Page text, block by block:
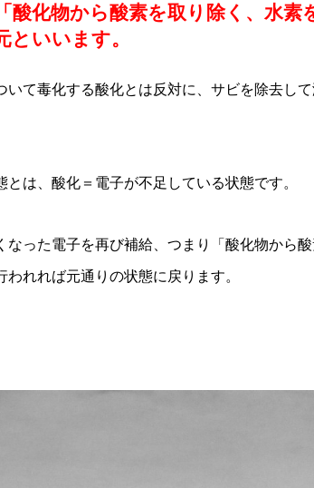
酸化物から酸素を取り除く、水素
といいます。
いて毒化する酸化とは反対に、サビを除去し
とは、酸化＝電子が不足している状態です。
なった電子を再び補給、つまり「酸化物から
われれば元通りの状態に戻ります。